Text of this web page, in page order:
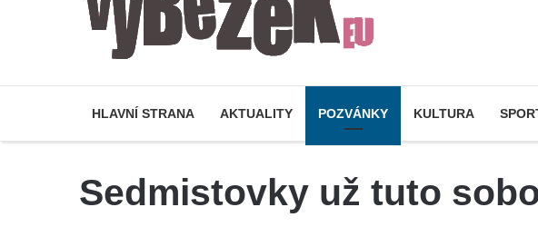
HLAVNÍ STRANA AKTUALITY POZVÁNKY KULTURA
Sedmistovky už tuto